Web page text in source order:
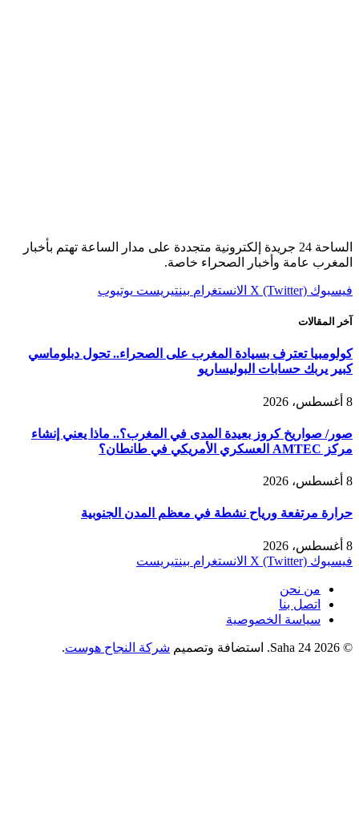
الساحة 24 جريدة إلكترونية متجددة على مدار الساعة تهتم بأخبار
المغرب عامة وأخبار الصحراء خاصة.
فيسبوك X (Twitter) الانستغرام بينتيريست يوتيوب
آخر المقالات
كولومبيا تعترف بسيادة المغرب على الصحراء.. تحول دبلوماسي
كبير يربك حسابات البوليساريو
8 أغسطس، 2026
صور/ صواريخ كروز بعيدة المدى في المغرب؟.. ماذا يعني إنشاء
مركز AMTEC العسكري الأمريكي في طانطان؟
8 أغسطس، 2026
حرارة مرتفعة ورياح نشطة في معظم المدن الجنوبية
8 أغسطس، 2026
فيسبوك X (Twitter) الانستغرام بينتيريست
من نحن
اتصل بنا
سياسة الخصوصية
© 2026 Saha 24. استضافة وتصميم شركة النجاح هوست.